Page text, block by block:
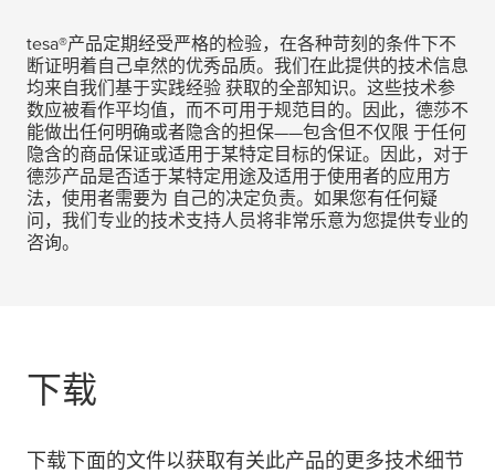
tesa®产品定期经受严格的检验，在各种苛刻的条件下不
断证明着自己卓然的优秀品质。我们在此提供的技术信息
均来自我们基于实践经验 获取的全部知识。这些技术参
数应被看作平均值，而不可用于规范目的。因此，德莎不
能做出任何明确或者隐含的担保——包含但不仅限 于任何
隐含的商品保证或适用于某特定目标的保证。因此，对于
德莎产品是否适于某特定用途及适用于使用者的应用方
法，使用者需要为 自己的决定负责。如果您有任何疑
问，我们专业的技术支持人员将非常乐意为您提供专业的
咨询。
下载
下载下面的文件以获取有关此产品的更多技术细节